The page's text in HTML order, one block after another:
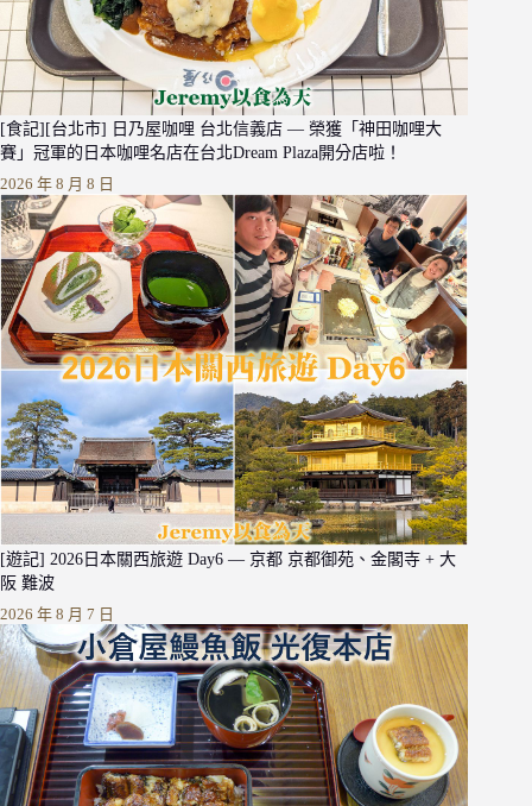
[食記][台北市] 日乃屋咖哩 台北信義店 — 榮獲「神田咖哩大
賽」冠軍的日本咖哩名店在台北Dream Plaza開分店啦！
2026 年 8 月 8 日
[遊記] 2026日本關西旅遊 Day6 — 京都 京都御苑、金閣寺 + 大
阪 難波
2026 年 8 月 7 日